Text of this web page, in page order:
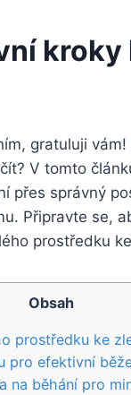
gratuluji
V tomto
přes správný
Připravte se,
Obsah
prostředku ke
pro efektivní
na běhání pro